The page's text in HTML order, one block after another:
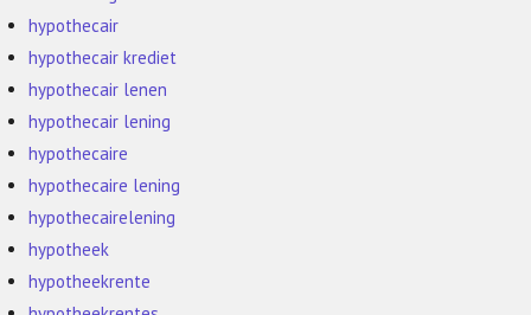
hypothecair
hypothecair krediet
hypothecair lenen
hypothecair lening
hypothecaire
hypothecaire lening
hypothecairelening
hypotheek
hypotheekrente